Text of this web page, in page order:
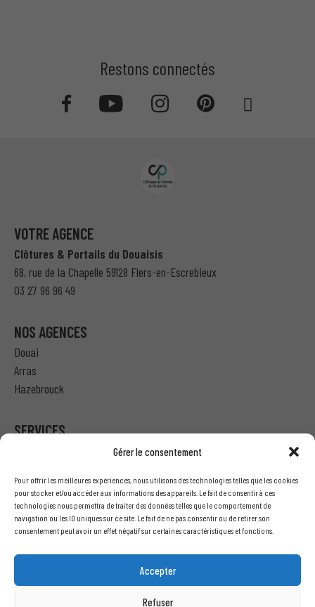
Gérer le consentement
Pour offrir les meilleures expériences, nous utilisons des technologies telles que les cookies
pour stocker et/ou accéder aux informations des appareils. Le fait de consentir à ces
technologies nous permettra de traiter des données telles que le comportement de
navigation ou les ID uniques sur ce site. Le fait de ne pas consentir ou de retirer son
consentement peut avoir un effet négatif sur certaines caractéristiques et fonctions.
Accepter
Refuser
Restons connectés
VOTRE AGENCE
Clôtures & Portails du Douaisis
68, rue de la Chapelle 59128 Flers-en-Escrebieux
03 27 96 96 49
NOS AGENCES
Douai
Arras
Hazebrouck
SERVICES
Professionnel – J’ai besoin d’un devis
Nous écrire
Recrutement
INFORMATIONS LÉGALES